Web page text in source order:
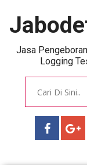
Jasa
Logging